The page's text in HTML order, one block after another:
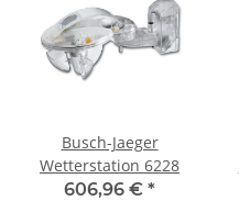
Busch-Jaeger
Wetterstation 6228
606,96 € *